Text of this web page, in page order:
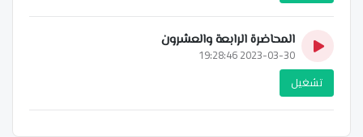
المحاضرة الرابعة والعشرون
2023-03-30 19:28:46
تشغيل